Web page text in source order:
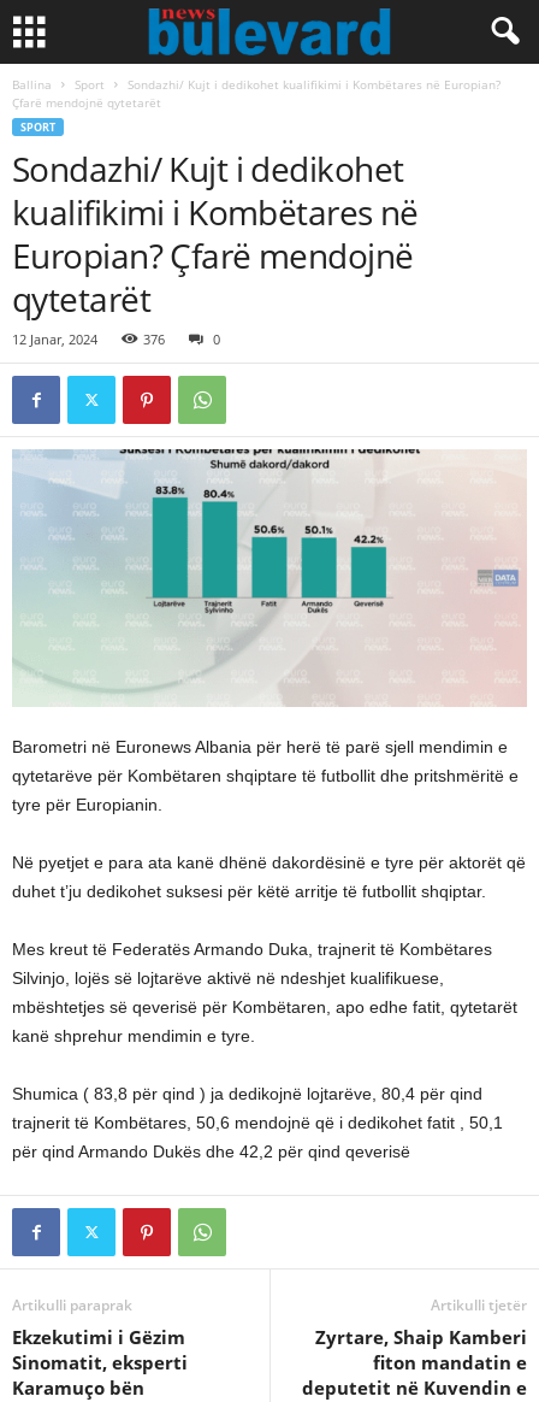
Ballina Sport
Sondazhi/ Kujt i dedikohet kualifikimi i Kombëtares në Europian?
Çfarë mendojnë qytetarët
SPORT
Sondazhi/ Kujt i dedikohet
kualifikimi i Kombëtares në
Europian? Çfarë mendojnë
qytetarët
12 Janar, 2024 376 0
Barometri në Euronews Albania për herë të parë sjell mendimin e
qytetarëve për Kombëtaren shqiptare të futbollit dhe pritshmëritë e
tyre për Europianin.
Në pyetjet e para ata kanë dhënë dakordësinë e tyre për aktorët që
duhet t’ju dedikohet suksesi për këtë arritje të futbollit shqiptar.
Mes kreut të Federatës Armando Duka, trajnerit të Kombëtares
Silvinjo, lojës së lojtarëve aktivë në ndeshjet kualifikuese,
mbështetjes së qeverisë për Kombëtaren, apo edhe fatit, qytetarët
kanë shprehur mendimin e tyre.
Shumica ( 83,8 për qind ) ja dedikojnë lojtarëve, 80,4 për qind
trajnerit të Kombëtares, 50,6 mendojnë që i dedikohet fatit , 50,1
për qind Armando Dukës dhe 42,2 për qind qeverisë
Artikulli paraprak
Ekzekutimi i Gëzim
Sinomatit, eksperti
Karamuço bën
Artikulli tjetër
Zyrtare, Shaip Kamberi
fiton mandatin e
deputetit në Kuvendin e